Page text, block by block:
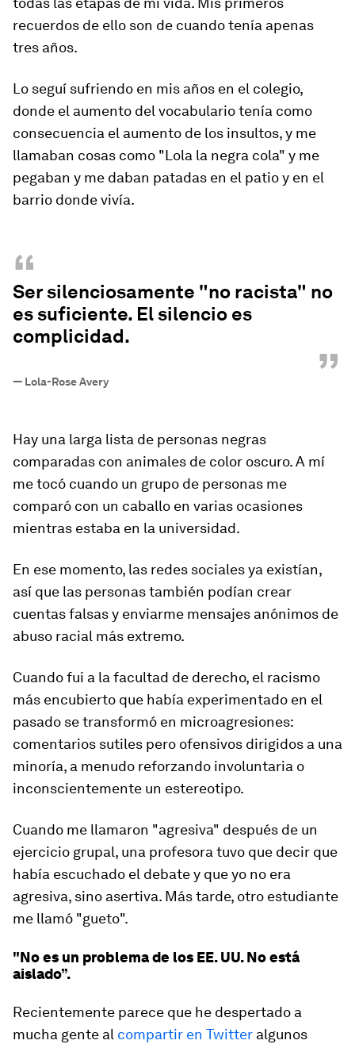
recuerdos de ello son de cuando tenía apenas
tres años.
Lo seguí sufriendo en mis años en el colegio,
donde el aumento del vocabulario tenía como
consecuencia el aumento de los insultos, y me
llamaban cosas como "Lola la negra cola" y me
pegaban y me daban patadas en el patio y en el
barrio donde vivía.
“
Ser silenciosamente "no racista" no
es suficiente. El silencio es
complicidad.
”
— Lola-Rose Avery
Hay una larga lista de personas negras
comparadas con animales de color oscuro. A mí
me tocó cuando un grupo de personas me
comparó con un caballo en varias ocasiones
mientras estaba en la universidad.
En ese momento, las redes sociales ya existían,
así que las personas también podían crear
cuentas falsas y enviarme mensajes anónimos de
abuso racial más extremo.
Cuando fui a la facultad de derecho, el racismo
más encubierto que había experimentado en el
pasado se transformó en microagresiones:
comentarios sutiles pero ofensivos dirigidos a una
minoría, a menudo reforzando involuntaria o
inconscientemente un estereotipo.
Cuando me llamaron "agresiva" después de un
ejercicio grupal, una profesora tuvo que decir que
había escuchado el debate y que yo no era
agresiva, sino asertiva. Más tarde, otro estudiante
me llamó "gueto".
"No es un problema de los EE. UU. No está
aislado”.
Recientemente parece que he despertado a
mucha gente al compartir en Twitter algunos